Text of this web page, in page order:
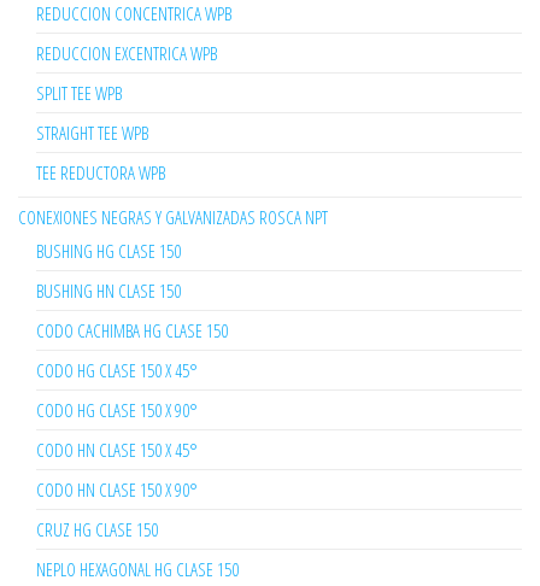
REDUCCION CONCENTRICA WPB
REDUCCION EXCENTRICA WPB
SPLIT TEE WPB
STRAIGHT TEE WPB
TEE REDUCTORA WPB
CONEXIONES NEGRAS Y GALVANIZADAS ROSCA NPT
BUSHING HG CLASE 150
BUSHING HN CLASE 150
CODO CACHIMBA HG CLASE 150
CODO HG CLASE 150 X 45°
CODO HG CLASE 150 X 90°
CODO HN CLASE 150 X 45°
CODO HN CLASE 150 X 90°
CRUZ HG CLASE 150
NEPLO HEXAGONAL HG CLASE 150